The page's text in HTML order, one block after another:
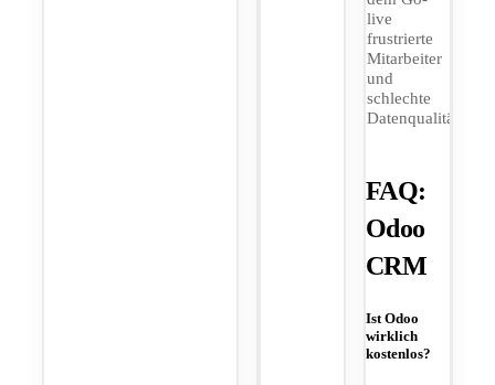
live
frustrierte
Mitarbeiter
und
schlechte
Datenqualität.
FAQ:
Odoo
CRM
Ist Odoo
wirklich
kostenlos?